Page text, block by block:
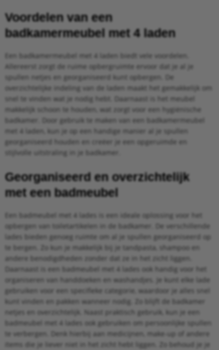
Voordelen van een
badkamermeubel met 4 laden
Een badkamermeubel met 4 laden biedt vele voordelen.
Allereerst zorgt de ruime opbergruimte ervoor dat je al je
spullen netjes en georganiseerd kunt opbergen. De
overzichtelijke indeling van de laden maakt het gemakkelijk om
snel te vinden wat je nodig hebt. Daarnaast is het meubel
makkelijk schoon te houden, wat zorgt voor een hygiënische
badkamer. Door gebruik te maken van een badkamermeubel
met 4 laden, kun je op een handige manier al je spullen
georganiseerd houden en creëer je een opgeruimde en
stijlvolle uitstraling in je badkamer.
Georganiseerd en overzichtelijk
met een badmeubel
Een badmeubel met 4 lades is een ideale oplossing voor het
opbergen van toiletartikelen in de badkamer. De verschillende
lades bieden genoeg ruimte om al je spullen georganiseerd op
te bergen. Zo kun je makkelijk bij je tandpasta, shampoo en
andere benodigdheden zonder dat ze in het zicht liggen.
Daarnaast is een badmeubel met 4 lades ook handig voor het
organiseren van handdoeken en washandjes. Je kunt elke lade
gebruiken voor een specifieke categorie, waardoor je alles snel
kunt vinden en pakken wanneer nodig. Zo blijft de badkamer
netjes en overzichtelijk. Naast praktisch gebruik, kun je een
badmeubel met 4 lades ook gebruiken om persoonlijke spullen
te verbergen. Denk hierbij aan medicijnen, make-up of andere
items die je liever niet in het zicht hebt liggen. Zo behoud je je